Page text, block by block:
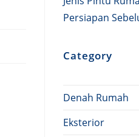
Persiapan
Category
Denah Rumah
Eksterior